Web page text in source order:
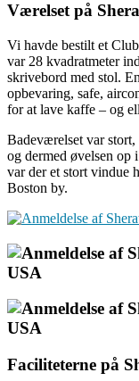
Værelset på
Vi havde bestilt et
var 28 kvadratmeter
skrivebord med stol.
opbevaring, safe,
for at lave kaffe – og
Badeværelset var
og dermed øvelsen op
var der et stort vindue
Boston by.
Faciliteterne på